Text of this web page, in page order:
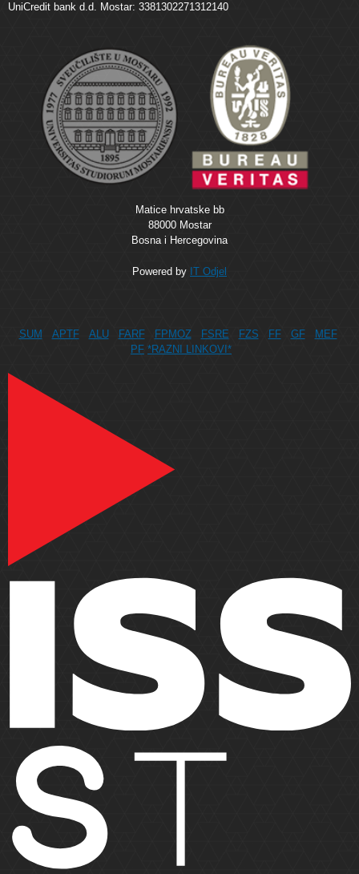
UniCredit bank d.d. Mostar: 3381302271312140
Matice hrvatske bb
88000 Mostar
Bosna i Hercegovina
Powered by IT Odjel
SUM APTF ALU FARF FPMOZ FSRE FZS FF GF
MEF
PF *RAZNI LINKOVI*